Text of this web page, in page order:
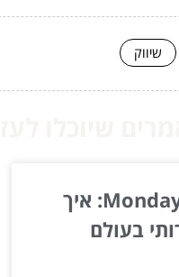
שיווק
סודות על Monday CRM: איך
בעולם